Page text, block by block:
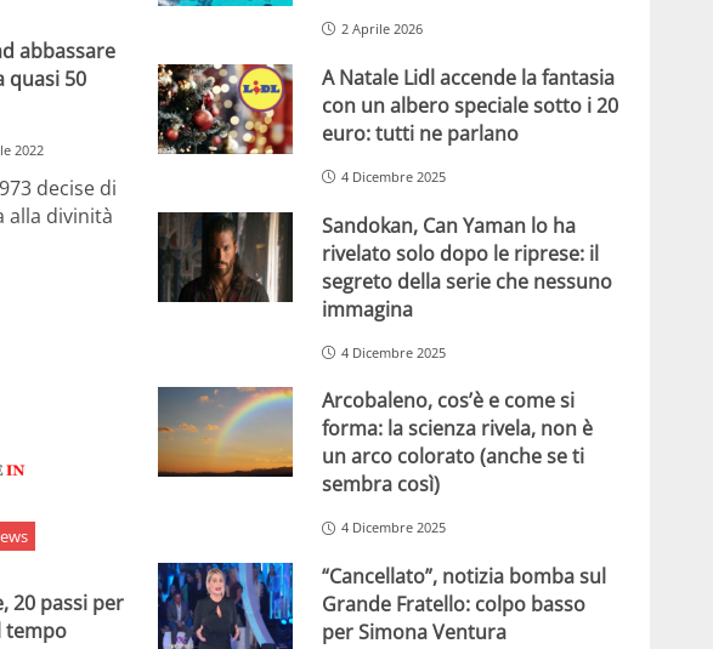
abbassare
quasi 50
2022
decise di
alla divinità
20 passi per
tempo
2 Aprile 2026
A Natale Lidl accende la fantasia
con un albero speciale sotto i 20
euro: tutti ne parlano
4 Dicembre 2025
Sandokan, Can Yaman lo ha
rivelato solo dopo le riprese: il
segreto della serie che nessuno
immagina
4 Dicembre 2025
Arcobaleno, cos’è e come si
forma: la scienza rivela, non è
un arco colorato (anche se ti
sembra così)
4 Dicembre 2025
“Cancellato”, notizia bomba sul
Grande Fratello: colpo basso
per Simona Ventura